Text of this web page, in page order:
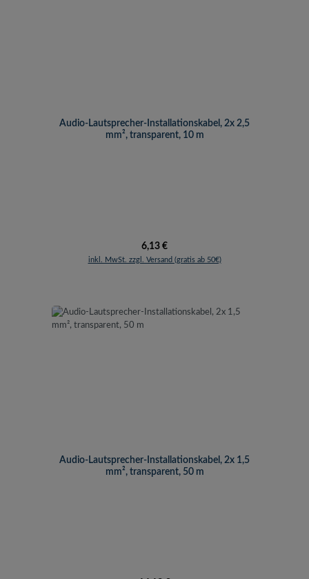
Audio-Lautsprecher-Installationskabel, 2x 2,5
mm², transparent, 10 m
Regulärer Preis:
6,13 €
inkl. MwSt. zzgl. Versand (gratis ab 50€)
Audio-Lautsprecher-Installationskabel, 2x 1,5
mm², transparent, 50 m